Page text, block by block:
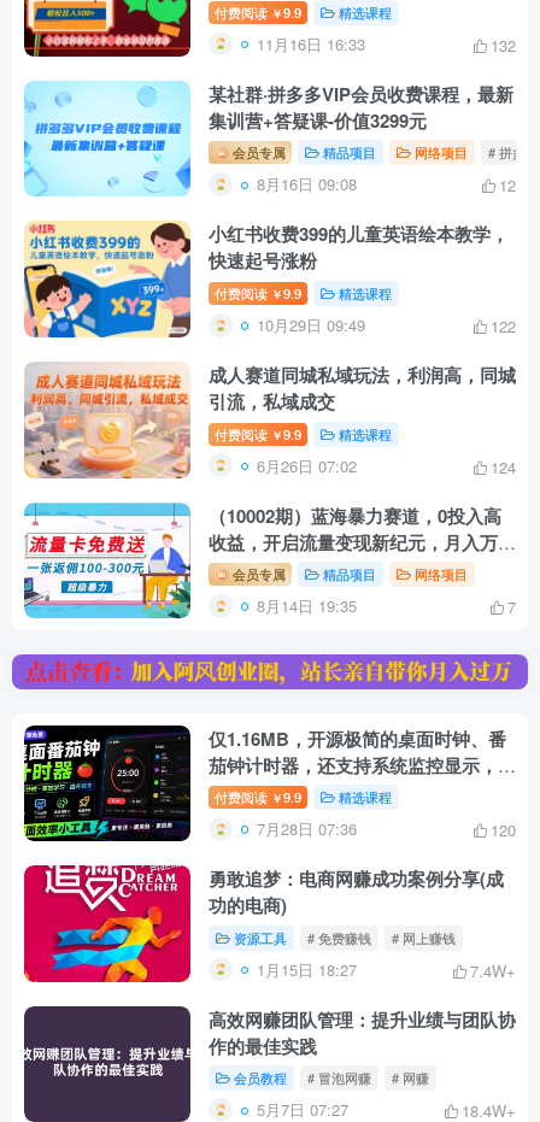
付费阅读 ￥9.9 精选课程
11月16日 16:33 132
某社群·拼多多VIP会员收费课程，最新
集训营+答疑课-价值3299元￼
会员专属 精品项目 网络项目 # 拼多
8月16日 09:08 12
小红书收费399的儿童英语绘本教学，
快速起号涨粉
付费阅读 ￥9.9 精选课程
10月29日 09:49 122
成人赛道同城私域玩法，利润高，同城
引流，私域成交
付费阅读 ￥9.9 精选课程
6月26日 07:02 124
（10002期）蓝海暴力赛道，0投入高
收益，开启流量变现新纪元，月入万元
不是梦！
会员专属 精品项目 网络项目
8月14日 19:35 7
仅1.16MB，开源极简的桌面时钟、番
茄钟计时器，还支持系统监控显示，桌
面效率小工具Catime
付费阅读 ￥9.9 精选课程
7月28日 07:36 120
勇敢追梦：电商网赚成功案例分享(成
功的电商)
资源工具 # 免费赚钱 # 网上赚钱
1月15日 18:27 7.4W+
高效网赚团队管理：提升业绩与团队协
作的最佳实践
会员教程 # 冒泡网赚 # 网赚
5月7日 07:27 18.4W+